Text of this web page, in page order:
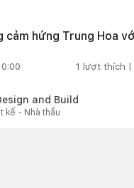
cảm hứng Trung Hoa
1 lượt thích |
and Build
kế - Nhà thầu